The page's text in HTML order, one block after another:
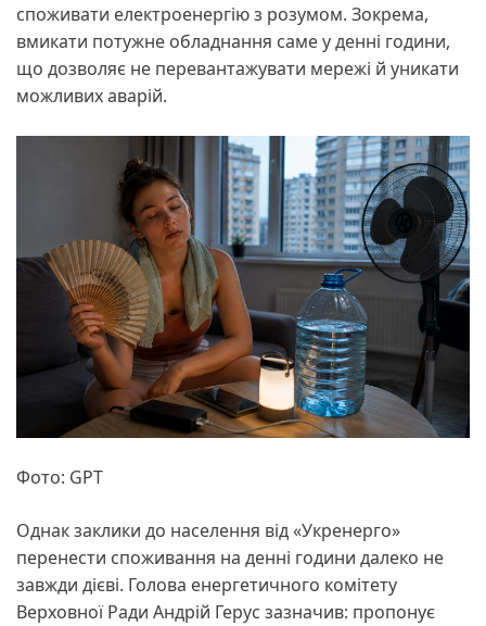
споживати електроенергію з розумом. Зокрема,
вмикати потужне обладнання саме у денні години,
що дозволяє не перевантажувати мережі й уникати
можливих аварій.
Фото: GPT
Однак заклики до населення від «Укренерго»
перенести споживання на денні години далеко не
завжди дієві. Голова енергетичного комітету
Верховної Ради Андрій Герус зазначив: пропонує